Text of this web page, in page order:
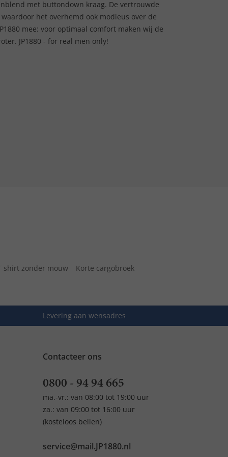
met buttondown kraag. De vertrouwde
het overhemd ook modieus over de
mee: voor optimaal comfort maken wij de
JP1880 - for real men only!
shirt zonder mouw Korte cargobroek
Levering aan wensadres
Contacteer ons
0800 - 94 94 665
ma.-vr.: van 08:00 tot 19:00 uur
za.: van 09:00 tot 16:00 uur
(kosteloos bellen)
service@mail.JP1880.nl